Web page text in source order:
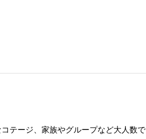
テージ、家族やグループなど大人数で